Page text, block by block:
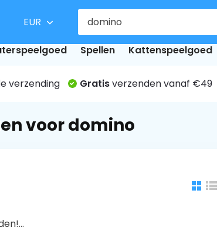
EUR
Spellen Kattenspeelgoed
verzending Gratisverzenden vanaf €49
voor domino